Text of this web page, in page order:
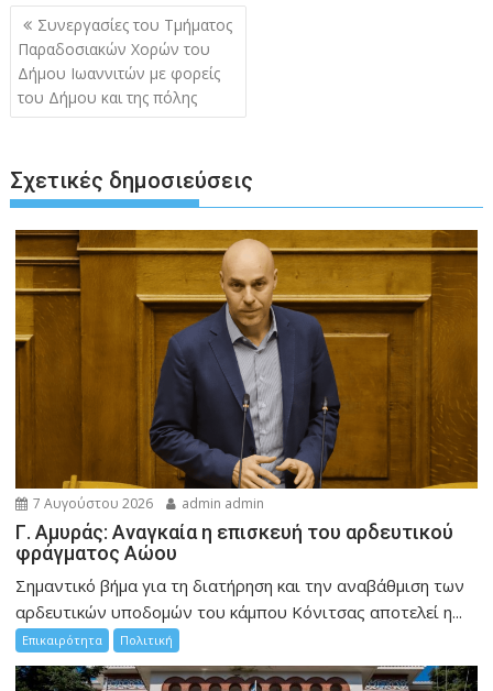
Πλοήγηση
άρθρων
Συνεργασίες του Τμήματος
Παραδοσιακών Χορών του
Δήμου Ιωαννιτών με φορείς
του Δήμου και της πόλης
Σχετικές δημοσιεύσεις
7 Αυγούστου 2026 admin admin
Γ. Αμυράς: Αναγκαία η επισκευή του αρδευτικού
φράγματος Αώου
Σημαντικό βήμα για τη διατήρηση και την αναβάθμιση των
αρδευτικών υποδομών του κάμπου Κόνιτσας αποτελεί η...
Επικαιρότητα Πολιτική